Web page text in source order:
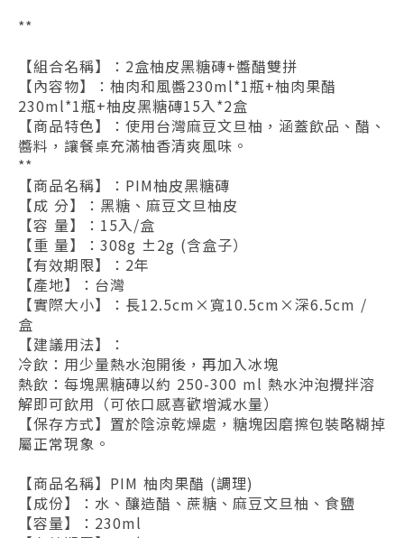
**
【組合名稱】： 2盒柚皮黑糖磚+醬醋雙拼
【內容物】：柚肉和風醬230ml*1瓶+柚肉果醋
230ml*1瓶+柚皮黑糖磚15入*2盒
【商品特色】： 使用台灣麻豆文旦柚，涵蓋飲品、醋、
醬料，讓餐桌充滿柚香清爽風味。
**
【商品名稱】：PIM柚皮黑糖磚
【成 分】：黑糖、麻豆文旦柚皮
【容 量】：15入/盒
【重 量】：308g ±2g (含盒子）
【有效期限】：2年
【產地】：台灣
【實際大小】：長12.5cm×寬10.5cm×深6.5cm /
盒
【建議用法】：
冷飲：用少量熱水泡開後，再加入冰塊
熱飲：每塊黑糖磚以約 250-300 ml 熱水沖泡攪拌溶
解即可飲用（可依口感喜歡增減水量）
【保存方式】置於陰涼乾燥處，糖塊因磨擦包裝略糊掉
屬正常現象。
【商品名稱】PIM 柚肉果醋 (調理)
【成份】：水、釀造醋、蔗糖、麻豆文旦柚、食鹽
【容量】：230ml